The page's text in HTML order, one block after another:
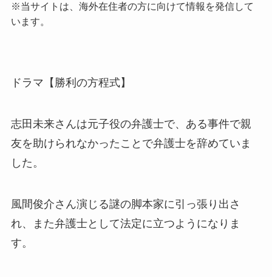
※当サイトは、海外在住者の方に向けて情報を発信して
います。
ドラマ【勝利の方程式】
志田未来さんは元子役の弁護士で、ある事件で親
友を助けられなかったことで弁護士を辞めていま
した。
風間俊介さん演じる謎の脚本家に引っ張り出さ
れ、また弁護士として法定に立つようになりま
す。